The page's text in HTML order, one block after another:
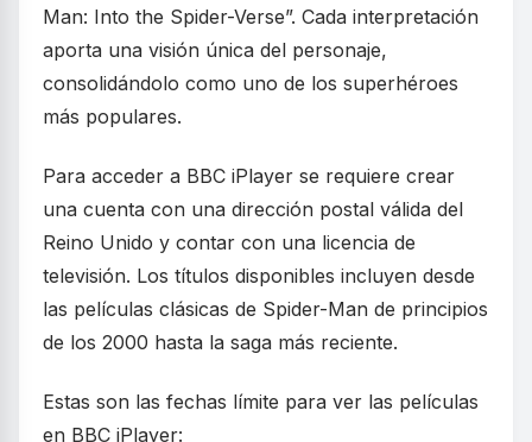
Man: Into the Spider-Verse”. Cada interpretación
aporta una visión única del personaje,
consolidándolo como uno de los superhéroes
más populares.
Para acceder a BBC iPlayer se requiere crear
una cuenta con una dirección postal válida del
Reino Unido y contar con una licencia de
televisión. Los títulos disponibles incluyen desde
las películas clásicas de Spider-Man de principios
de los 2000 hasta la saga más reciente.
Estas son las fechas límite para ver las películas
en BBC iPlayer: